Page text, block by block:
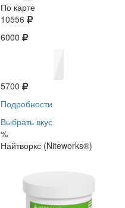
По карте
10556
6000
5700
Подробности
Выбрать вкус
%
Найтворкс (Niteworks®)